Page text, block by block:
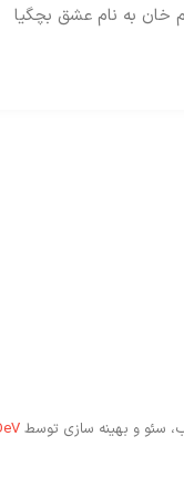
خان به نام عشق بچگیا
سئو و بهینه سازی توسط